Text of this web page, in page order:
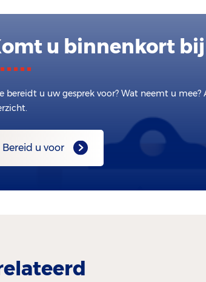
u binnenkort bij
bereidt u uw gesprek voor? Wat neemt u
Bereid u voor